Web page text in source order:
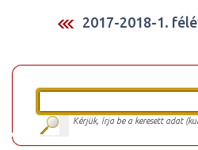
2017-2018-1.
Kérjük, írja be a keresett adat